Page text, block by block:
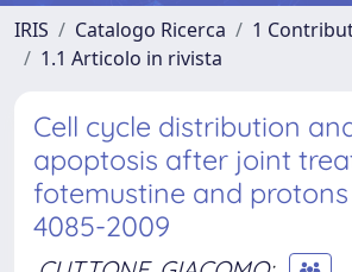
IRIS Catalogo Ricerca
1
1.1 Articolo in rivista
Cell cycle distribution
apoptosis after joint
fotemustine and protons
4085-2009